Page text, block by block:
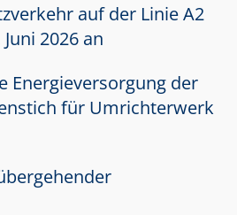
auf der Linie A2
2026 an
Energieversorgung der
für Umrichterwerk